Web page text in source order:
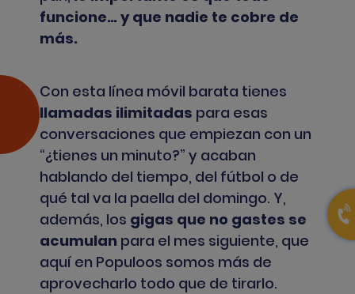
funcione… y que nadie te cobre de
más.
Con esta línea móvil barata tienes
llamadas ilimitadas para esas
conversaciones que empiezan con un
“¿tienes un minuto?” y acaban
hablando del tiempo, del fútbol o de
qué tal va la paella del domingo. Y,
además, los gigas que no gastes se
acumulan para el mes siguiente, que
aquí en Populoos somos más de
aprovecharlo todo que de tirarlo.